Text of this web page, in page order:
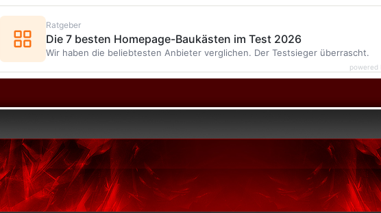
Ratgeber
Die 7 besten Homepage-Baukästen im Test 2026
Wir haben die beliebtesten Anbieter verglichen. Der Testsieger überrascht.
powered